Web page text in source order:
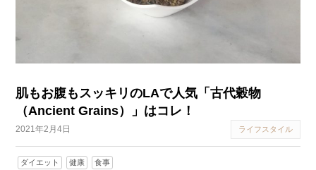
肌もお腹もスッキリのLAで人気「古代穀物
（Ancient Grains）」はコレ！
2021年2月4日 ライフスタイル
ダイエット 健康 食事